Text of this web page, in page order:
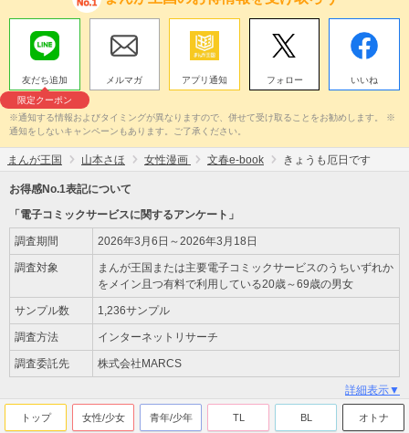
友だち追加
限定クーポン
メルマガ アプリ通知 フォロー いいね
※通知する情報およびタイミングが異なりますので、併せて受け取ることをお勧めします。 ※
通知をしないキャンペーンもあります。ご了承ください。
まんが王国 山本さほ 女性漫画 文春e-book きょうも厄日です
お得感No.1表記について
「電子コミックサービスに関するアンケート」
調査期間 2026年3月6日～2026年3月18日
調査対象
まんが王国または主要電子コミックサービスのうちいずれか
をメイン且つ有料で利用している20歳～69歳の男女
サンプル数 1,236サンプル
調査方法 インターネットリサーチ
調査委託先 株式会社MARCS
詳細表示▼
トップ 女性/少女 青年/少年 TL BL オトナ